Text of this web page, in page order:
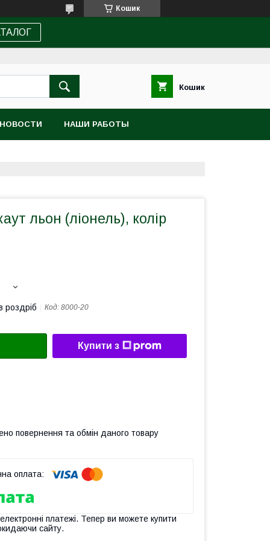
Кошик
Кошик
НОВОСТИ НАШИ РАБОТЫ
льон (ліонель), колір
роздріб Код: 8000-20
Купити з
повернення та обмін даного товару
платежі. Тепер ви можете купити
сайту.